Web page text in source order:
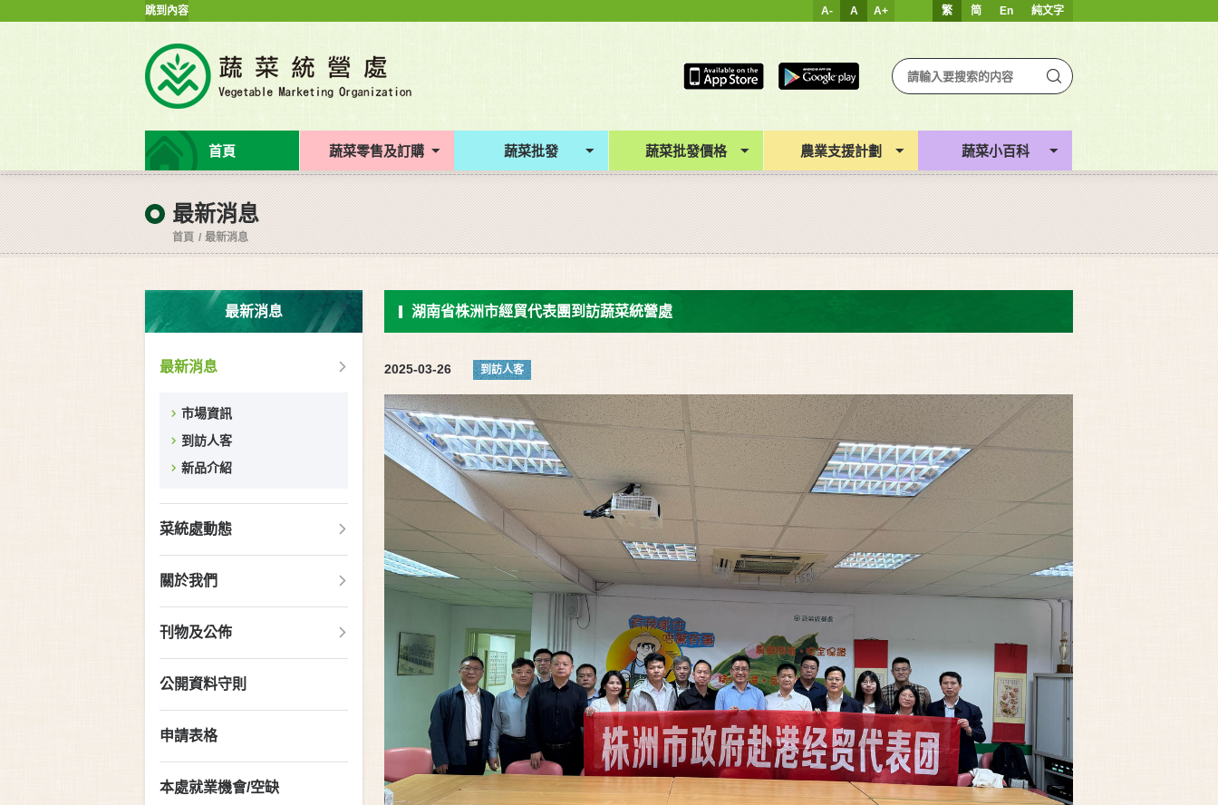
跳到內容 繁 简 En 純文字
A- A A+
首頁 蔬菜零售及訂購 蔬菜批發 蔬菜批發價格 農業支援計劃 蔬菜小百科
最新消息
首頁 最新消息
最新消息
最新消息
市場資訊
到訪人客
新品介紹
菜統處動態
關於我們
刊物及公佈
公開資料守則
申請表格
本處就業機會/空缺
湖南省株洲市經貿代表團到訪蔬菜統營處
2025-03-26 到訪人客